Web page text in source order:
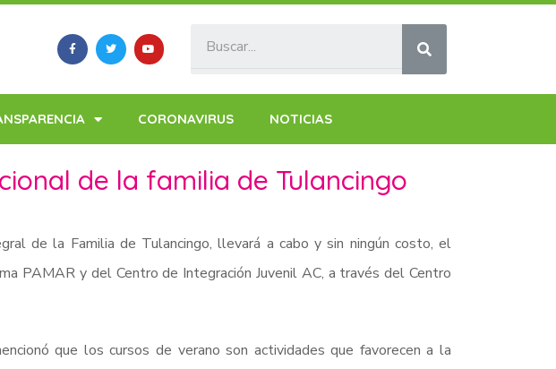
CORONAVIRUS NOTICIAS
de la familia de Tulancingo
de la Familia de Tulancingo, llevará a cabo y sin ningún costo, el
PAMAR y del Centro de Integración Juvenil AC, a través del Centro
que los cursos de verano son actividades que favorecen a la